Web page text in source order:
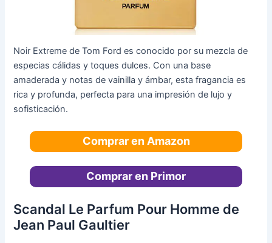
Noir Extreme de Tom Ford es conocido por su mezcla de
especias cálidas y toques dulces. Con una base
amaderada y notas de vainilla y ámbar, esta fragancia es
rica y profunda, perfecta para una impresión de lujo y
sofisticación.
Comprar en Amazon
Comprar en Primor
Scandal Le Parfum Pour Homme de
Jean Paul Gaultier